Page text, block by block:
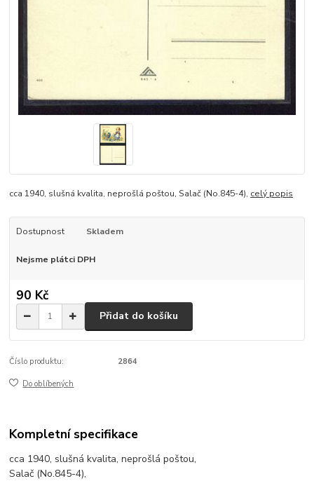
cca 1940, slušná kvalita, neprošlá poštou, Salač (No.845-4), celý popis
Dostupnost Skladem
Nejsme plátci DPH
90 Kč
Přidat do košíku
Číslo produktu: 2864
Do oblíbených
Kompletní specifikace
cca 1940, slušná kvalita, neprošlá poštou,
Salač (No.845-4),